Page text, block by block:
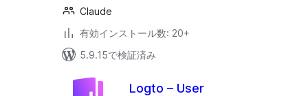
Claude
有効インストール数: 20+
5.9.15で検証済み
Logto – User